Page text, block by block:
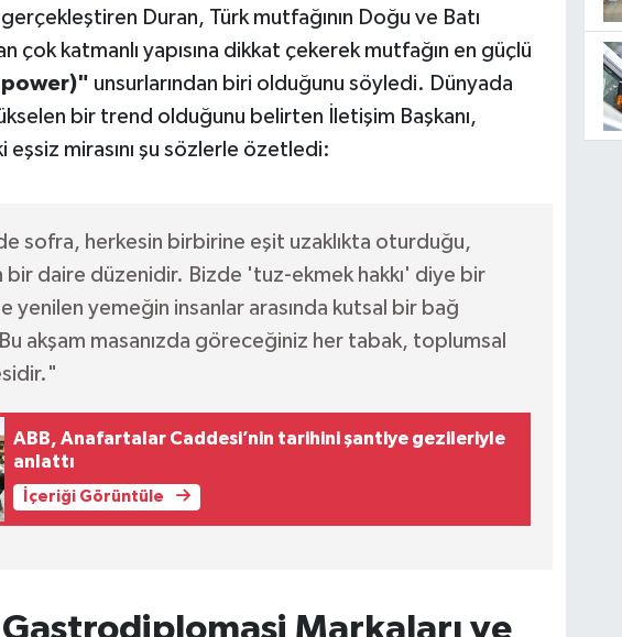
gerçekleştiren Duran, Türk mutfağının Doğu ve Batı
çok katmanlı yapısına dikkat çekerek mutfağın en güçlü
power)" unsurlarından biri olduğunu söyledi. Dünyada
bir trend olduğunu belirten İletişim Başkanı,
eşsiz mirasını şu sözlerle özetledi:
sofra, herkesin birbirine eşit uzaklıkta oturduğu,
bir daire düzenidir. Bizde 'tuz-ekmek hakkı' diye bir
yenilen yemeğin insanlar arasında kutsal bir bağ
akşam masanızda göreceğiniz her tabak, toplumsal
ABB, Anafartalar Caddesi’nin tarihini şantiye gezileriyle
anlattı
İçeriği Görüntüle